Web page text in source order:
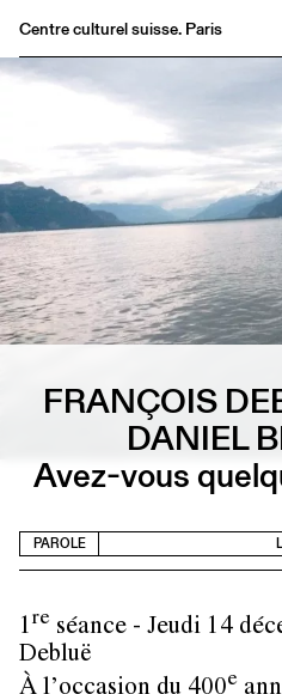
Centre culturel suisse. Paris
Agenda
Archives
Médiathèque
Éditions
Informations
FR/EN
FRANÇOIS
DANIEL
Avez-vous
PAROLE
1re séance - Jeudi 14
Debluë
e